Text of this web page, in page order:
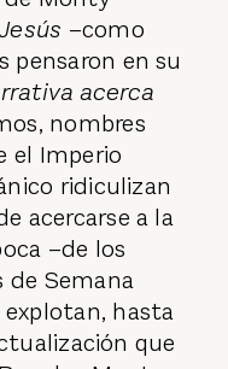
–como
pensaron en su
acerca
nombres
el Imperio
ridiculizan
acercarse a la
–de los
de Semana
explotan, hasta
que